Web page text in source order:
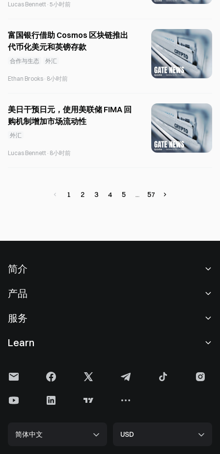
Lucas Bennett · 5小时前
富国银行借助 Cosmos 区块链推出
代币化美元和英镑存款
合作与生态 外汇
Ethan Brooks · 8小时前
美日干预日元，使用美联储 FIMA 回
购机制增加市场流动性
外汇
Lucas Bennett · 8小时前
1 2 3 4 5 57
简介
新闻中心
Cookie 政策
储备金
产品
现货交易
理财中心
服务
费率标准
上币申请
Learn
Gate 快讯
简体中文 USD